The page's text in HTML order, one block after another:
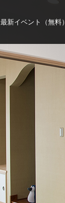
最新イベント（無料）